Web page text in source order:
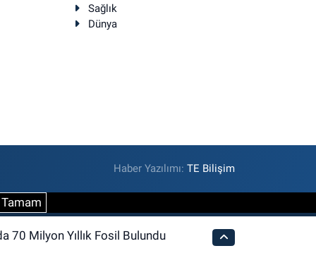
Sağlık
Dünya
Haber Yazılımı:TE Bilişim
Tamam
70 Milyon Yıllık Fosil Bulundu